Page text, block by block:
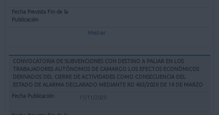
Mostrar
CONVOCATORIA DE SUBVENCIONES CON DESTINO A PALIAR EN LOS
TRABAJADORES AUTÓNOMOS DE CAMARGO LOS EFECTOS ECONÓMICOS
DERIVADOS DEL CIERRE DE ACTIVIDADES COMO CONSECUENCIA DEL
ESTADO DE ALARMA DECLARADO MEDIANTE RD 463/2020 DE 14 DE MARZO
11/11/2020